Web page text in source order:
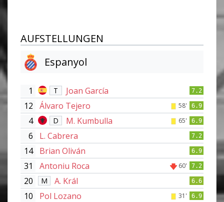
AUFSTELLUNGEN
Espanyol
1 T Joan García 7.2
12 Álvaro Tejero 58' 6.9
4 D M. Kumbulla 65' 6.9
6 L. Cabrera 7.2
14 Brian Oliván 6.9
31 Antoniu Roca 60' 7.2
20 M A. Král 6.6
10 Pol Lozano 31' 6.9